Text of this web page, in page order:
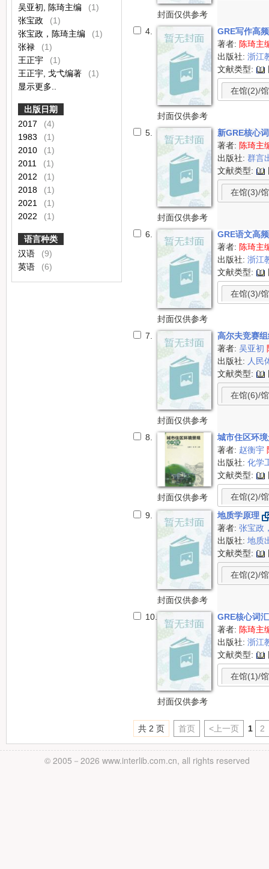
吴亚初, 陈琦主编
(1)
张宝政
(1)
张宝政，陈琦主编
(1)
张禄
(1)
王正宇
(1)
王正宇, 戈弋编著
(1)
显示更多..
出版日期
2017
(4)
1983
(1)
2010
(1)
2011
(1)
2012
(1)
2018
(1)
2021
(1)
2022
(1)
语言种类
汉语
(9)
英语
(6)
封面仅供参考
4.
封面仅供参考
GRE写作高
著者: 陈琦主
出版社:浙江
文献类型:
在馆(2)/
5.
封面仅供参考
新GRE核心
著者: 陈琦主
出版社:群言
文献类型:
在馆(3)/
6.
封面仅供参考
GRE语文高
著者: 陈琦主
出版社:浙江
文献类型:
在馆(3)/
7.
封面仅供参考
高尔夫竞赛
著者:吴亚初
出版社: 人民
文献类型:
在馆(6)/
8.
封面仅供参考
城市住区环
著者: 赵衡宇
出版社:化学
文献类型:
在馆(2)/
9.
封面仅供参考
地质学原理
著者:张宝政
出版社:地质
文献类型:
在馆(2)/
10.
封面仅供参考
GRE核心词
著者: 陈琦主
出版社:浙江
文献类型:
在馆(1)/
共 2 页 首页 <上一页 1 2
© 2005－ 2026 www.interlib.com.cn, all rights reserved